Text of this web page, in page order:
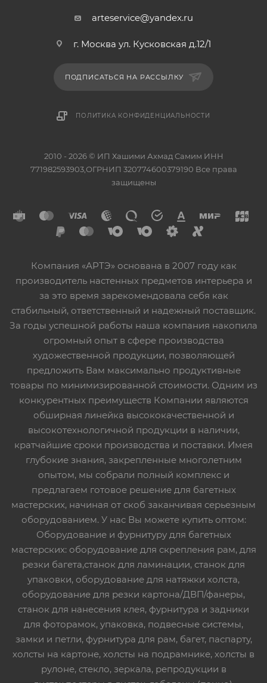
arteservice@yandex.ru
г. Москва ул. Кусковская д.12/1
ПОДПИСАТЬСЯ НА РАССЫЛКУ
ПОЛИТИКА КОНФИДЕНЦИАЛЬНОСТИ
2010 - 2026 © ИП Хашими Ахмад Самим ИНН
771982593903,ОГРНИП 320774600379190 Все права
защищены
Компания «АРТЭ» основана в 2007 году как
производитель настенных предметов интерьера и
за это время зарекомендовала себя как
стабильный, ответственный и надежный поставщик.
За годы успешной работы наша компания накопила
огромный опыт в сфере производства
художественной продукции, позволяющей
предложить Вам максимально продуктивные
товары по минимизированной стоимости. Одним из
конкурентных преимуществ Компании являются
обширная линейка высококачественной и
высокотехнологичной продукции в наличии,
кратчайшие сроки производства и поставки. Имея
глубокие знания, закрепленные многолетним
опытом, мы собрали полный комплекс и
предлагаем готовое решение для багетных
мастерских, начиная от скоб заканчивая серьезным
оборудованием. У нас Вы можете купить оптом:
Оборудование и фурнитуру для багетных
мастерских: оборудование для скрепления рам, для
резки багета,станок для ламинации, станок для
упаковки, оборудование для натяжки холста,
оборудование для резки картона/ДВП/фанеры,
станок для нанесения клея, фурнитура и задники
для фоторамок, упаковка, подвесные системы,
замки и петли, фурнитура для рам, багет, паспарту,
холсты на картоне, холсты на подрамнике, холсты в
рулоне, стекло, зеркала, репродукции в